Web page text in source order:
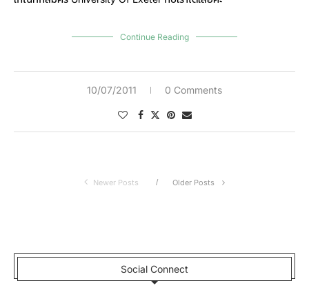
Continue Reading
10/07/2011 0 Comments
Newer Posts Older Posts
Social Connect